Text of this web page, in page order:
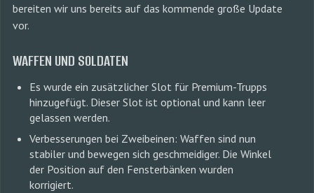
bereiten wir uns bereits auf das kommende große Update
vor.
WAFFEN UND SOLDATEN
Es wurde ein zusätzlicher Slot für Premium-Trupps
hinzugefügt. Dieser Slot ist optional und kann leer
gelassen werden.
Verbesserungen bei Zweibeinen: Waffen sind nun
stabiler und bewegen sich geschmeidiger. Die Winkel
der Position auf den Fensterbänken wurden
korrigiert.